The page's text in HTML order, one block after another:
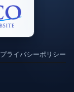
プライバシーポリシー